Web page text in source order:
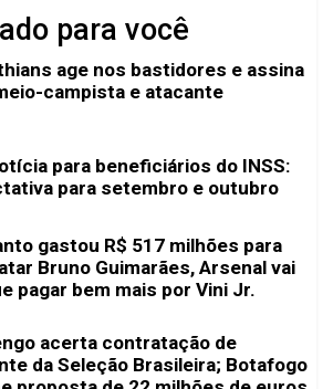
para você
age nos bastidores e assina
campista e atacante
para beneficiários do INSS:
para setembro e outubro
gastou R$ 517 milhões para
Bruno Guimarães, Arsenal vai
pagar bem mais por Vini Jr.
acerta contratação de
da Seleção Brasileira; Botafogo